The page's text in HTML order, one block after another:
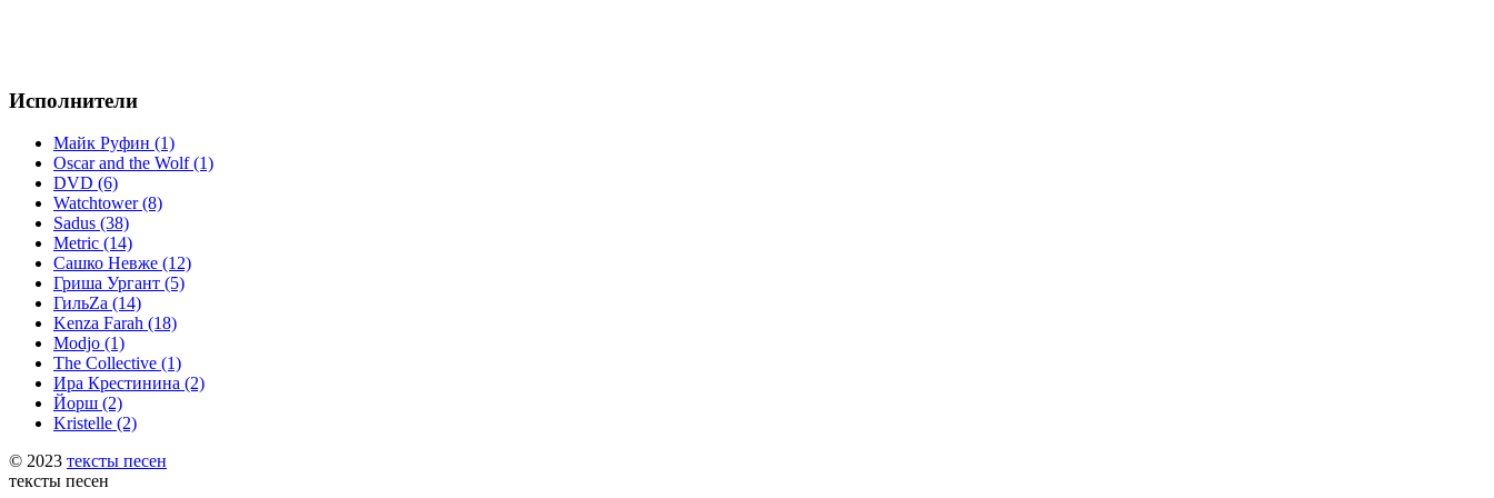
Исполнители
Майк Руфин (1)
Oscar and the Wolf (1)
DVD (6)
Watchtower (8)
Sadus (38)
Metric (14)
Сашко Невже (12)
Гриша Ургант (5)
ГильZа (14)
Kenza Farah (18)
Modjo (1)
The Collective (1)
Ира Крестинина (2)
Йорш (2)
Kristelle (2)
© 2023 тексты песен
тексты песен